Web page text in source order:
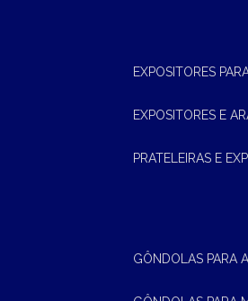
EXPOSITORES
EXPOSITORES E
PRATELEIRAS E
GÔNDOLAS PARA